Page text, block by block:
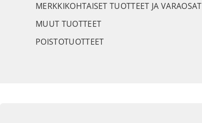
MERKKIKOHTAISET TUOTTEET JA VARAOSAT
MUUT TUOTTEET
POISTOTUOTTEET